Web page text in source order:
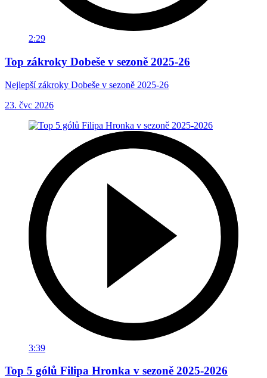
2:29
Top zákroky Dobeše v sezoně 2025-26
Nejlepší zákroky Dobeše v sezoně 2025-26
23. čvc 2026
3:39
Top 5 gólů Filipa Hronka v sezoně 2025-2026